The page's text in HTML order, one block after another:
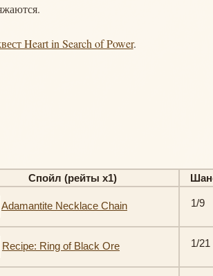
Heart in Search of Power.
Спойл (рейты х1)
Adamantite Necklace Chain 1/9
Recipe: Ring of Black Ore 1/21